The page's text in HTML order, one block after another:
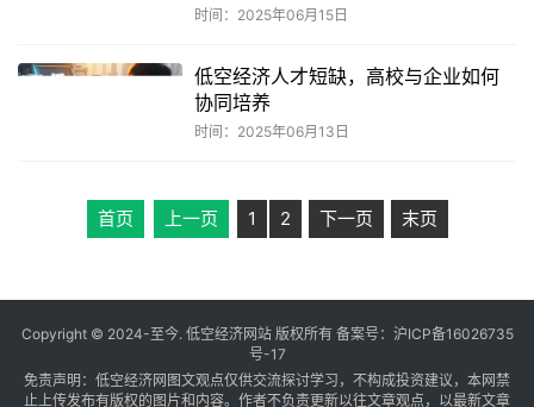
时间：2025年06月15日
低空经济人才短缺，高校与企业如何
协同培养
时间：2025年06月13日
首页 上一页 1 2 下一页 末页
Copyright © 2024-至今. 低空经济网站 版权所有 备案号： 沪ICP备16026735
号-17
免责声明：低空经济网图文观点仅供交流探讨学习，不构成投资建议，本网禁
止上传发布有版权的图片和内容。作者不负责更新以往文章观点，以最新文章